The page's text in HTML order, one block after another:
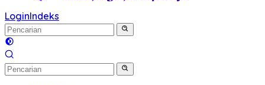
LoginIndeks